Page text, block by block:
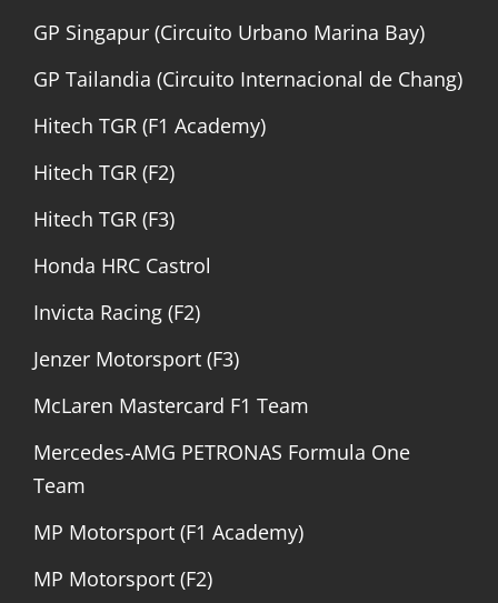
GP Singapur (Circuito Urbano Marina Bay)
GP Tailandia (Circuito Internacional de Chang)
Hitech TGR (F1 Academy)
Hitech TGR (F2)
Hitech TGR (F3)
Honda HRC Castrol
Invicta Racing (F2)
Jenzer Motorsport (F3)
McLaren Mastercard F1 Team
Mercedes-AMG PETRONAS Formula One
Team
MP Motorsport (F1 Academy)
MP Motorsport (F2)